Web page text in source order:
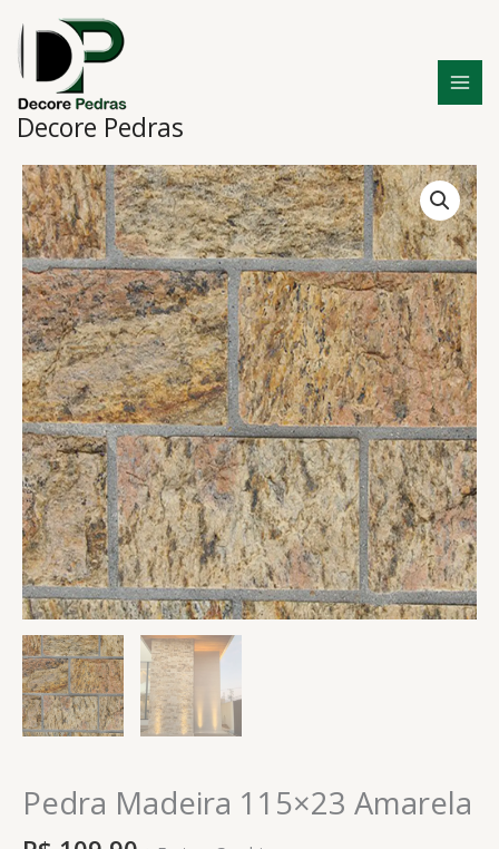
para
conteúdo
Decore Pedras
Pedra Madeira 115×23 Amarela